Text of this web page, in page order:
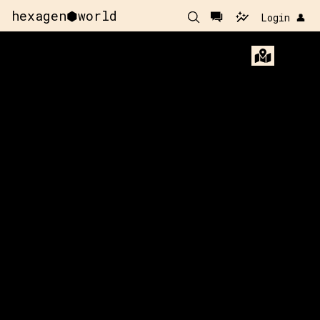
hexagen⬢world Login 👤